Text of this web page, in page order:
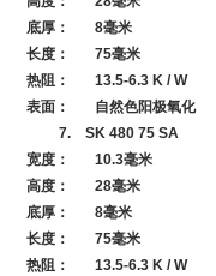
底厚：
8毫米
长度：
75毫米
热阻：
13.5-6.3 K / W
表面：
自然色阳极氧化
7.
SK 480 75 SA
宽度：
10.3毫米
高度：
28毫米
底厚：
8毫米
长度：
75毫米
热阻：
13.5-6.3 K / W